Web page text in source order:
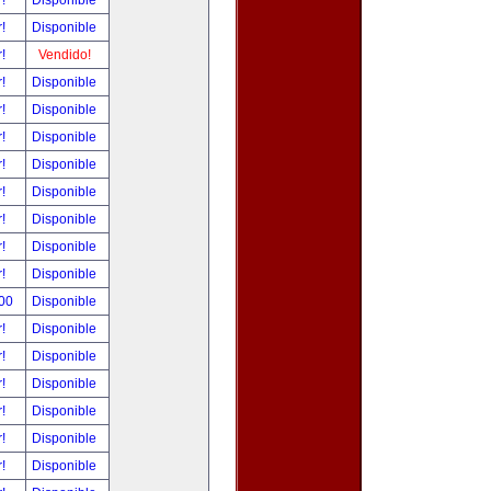
Disponible
Vendido!
Disponible
Disponible
Disponible
Disponible
Disponible
Disponible
Disponible
Disponible
Disponible
Disponible
Disponible
Disponible
Disponible
Disponible
Disponible